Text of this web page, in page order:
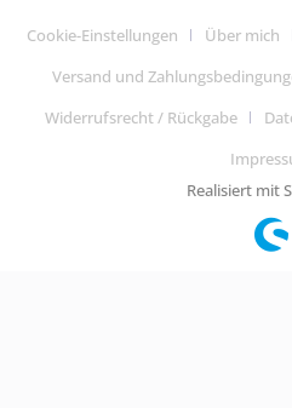
Cookie-Einstellungen Über mich
Versand und
Widerrufsrecht / Rückgabe
Realisiert mit